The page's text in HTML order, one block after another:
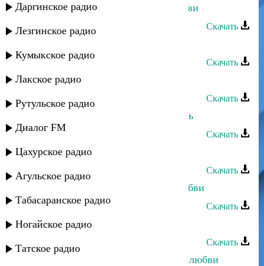
Даргинское радио
Лезгинское радио
Кумыкское радио
Лакское радио
Рутульское радио
Диалог FM
Цахурское радио
Агульское радио
Табасаранское радио
Ногайское радио
Татское радио
Эльчин Кулиев - Признание в любви
Скачать
Скачать
Заура Хабибулаева - Река страсти
Скачать
Заура Хабибулаева - Вечная любовь
Скачать
Заура Хабибулаева - Как мне быть
Скачать
Ильяс Абдурахманов - Чувства любви
Скачать
Зульфия - О любви
Скачать
Мисрина Магомедова - Лекарство любви